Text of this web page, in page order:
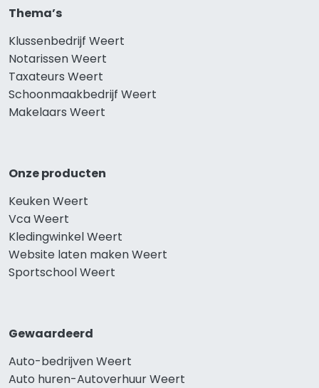
Thema’s
Klussenbedrijf Weert
Notarissen Weert
Taxateurs Weert
Schoonmaakbedrijf Weert
Makelaars Weert
Onze producten
Keuken Weert
Vca Weert
Kledingwinkel Weert
Website laten maken Weert
Sportschool Weert
Gewaardeerd
Auto-bedrijven Weert
Auto huren-Autoverhuur Weert